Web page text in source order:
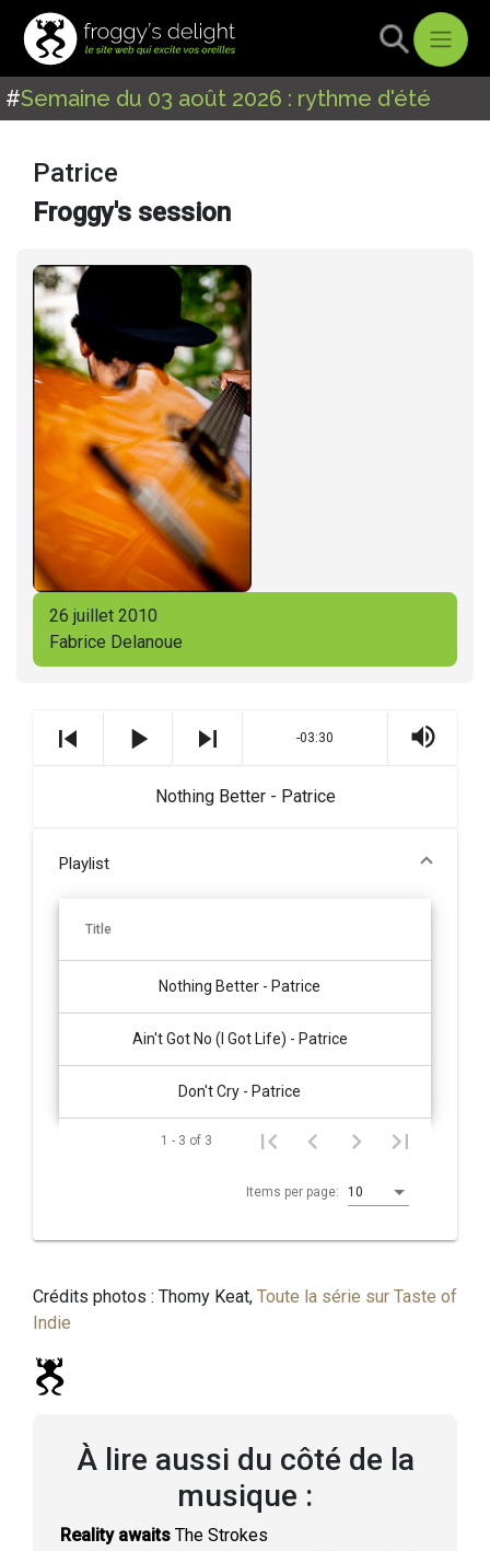
#Semaine du 03 août 2026 : rythme d'été
Patrice
Froggy's session
26 juillet 2010
Fabrice Delanoue
-03:30
Nothing Better - Patrice
Playlist
Title
Nothing Better - Patrice
Ain't Got No (I Got Life) - Patrice
Don't Cry - Patrice
Items per page: 10
1 - 3 of 3
Crédits photos : Thomy Keat, Toute la série sur Taste of
Indie
À lire aussi du côté de la
musique :
Reality awaits The Strokes